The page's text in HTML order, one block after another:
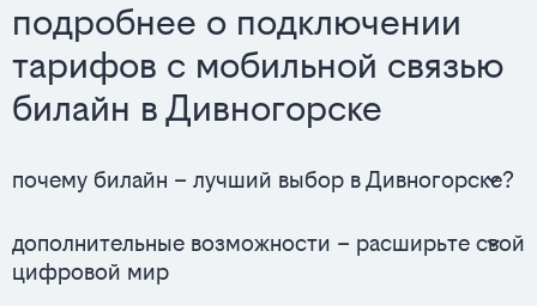
подробнее о подключении
тарифов с мобильной связью
билайн в Дивногорске
почему билайн – лучший выбор в Дивногорске?
дополнительные возможности – расширьте свой
цифровой мир